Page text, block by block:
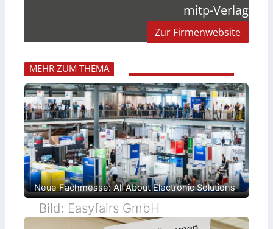
mitp-Verlag
Zur Firmenwebsite
MEHR ZUM THEMA
Neue Fachmesse: All About Electronic Solutions
Bild: Easyfairs GmbH